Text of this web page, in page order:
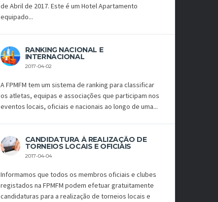
de Abril de 2017. Este é um Hotel Apartamento
equipado...
RANKING NACIONAL E
INTERNACIONAL
2017-04-02
A FPMFM tem um sistema de ranking para classificar
os atletas, equipas e associações que participam nos
eventos locais, oficiais e nacionais ao longo de uma...
CANDIDATURA À REALIZAÇÃO DE
TORNEIOS LOCAIS E OFICIAIS
2017-04-04
Informamos que todos os membros oficiais e clubes
registados na FPMFM podem efetuar gratuitamente
candidaturas para a realização de torneios locais e